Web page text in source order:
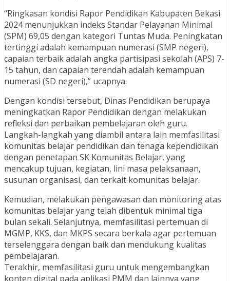
“Ringkasan kondisi Rapor Pendidikan Kabupaten Bekasi
2024 menunjukkan indeks Standar Pelayanan Minimal
(SPM) 69,05 dengan kategori Tuntas Muda. Peningkatan
tertinggi adalah kemampuan numerasi (SMP negeri),
capaian terbaik adalah angka partisipasi sekolah (APS) 7-
15 tahun, dan capaian terendah adalah kemampuan
numerasi (SD negeri),” ucapnya.
Dengan kondisi tersebut, Dinas Pendidikan berupaya
meningkatkan Rapor Pendidikan dengan melakukan
refleksi dan perbaikan pembelajaran oleh guru.
Langkah-langkah yang diambil antara lain memfasilitasi
komunitas belajar pendidikan dan tenaga kependidikan
dengan penetapan SK Komunitas Belajar, yang
mencakup tujuan, kegiatan, lini masa pelaksanaan,
susunan organisasi, dan terkait komunitas belajar.
Kemudian, melakukan pengawasan dan monitoring atas
komunitas belajar yang telah dibentuk minimal tiga
bulan sekali. Selanjutnya, memfasilitasi pertemuan di
MGMP, KKS, dan MKPS secara berkala agar pertemuan
terselenggara dengan baik dan mendukung kualitas
pembelajaran.
Terakhir, memfasilitasi guru untuk mengembangkan
konten digital pada aplikasi PMM dan lainnya yang